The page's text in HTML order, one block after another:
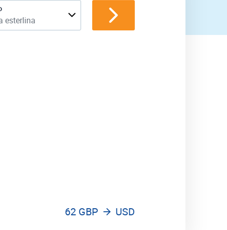
70 USD
71 USD
esterlina
62 GBP USD